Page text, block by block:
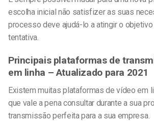
escolha inicial não satisfizer as suas
processo deve ajudá-lo a atingir o objetivo
tentativa.
Principais plataformas de
em linha – Atualizado para 2021
Existem muitas plataformas de vídeo em
que vale a pena consultar durante a sua
transmissão perfeita para a sua empresa.